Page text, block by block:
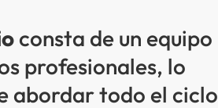
consta de un equipo
profesionales, lo
abordar todo el ciclo